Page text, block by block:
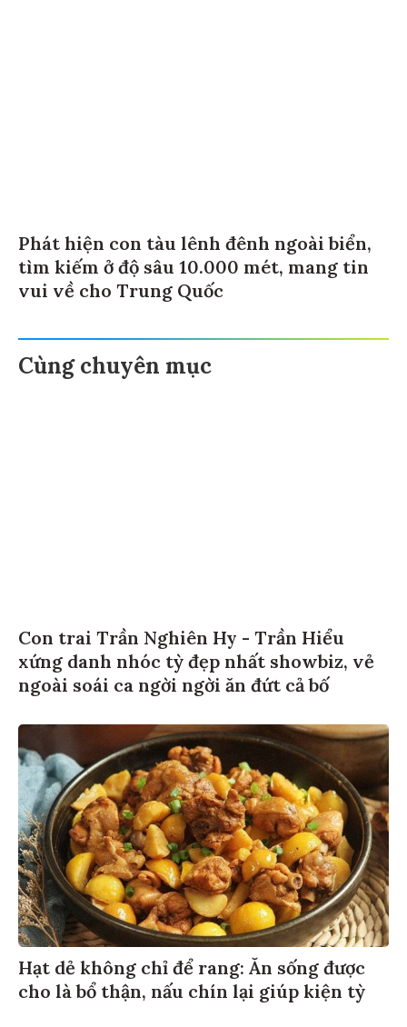
Phát hiện con tàu lênh đênh ngoài biển,
tìm kiếm ở độ sâu 10.000 mét, mang tin
vui về cho Trung Quốc
Cùng chuyên mục
Con trai Trần Nghiên Hy - Trần Hiểu
xứng danh nhóc tỳ đẹp nhất showbiz, vẻ
ngoài soái ca ngời ngời ăn đứt cả bố
Hạt dẻ không chỉ để rang: Ăn sống được
cho là bổ thận, nấu chín lại giúp kiện tỳ